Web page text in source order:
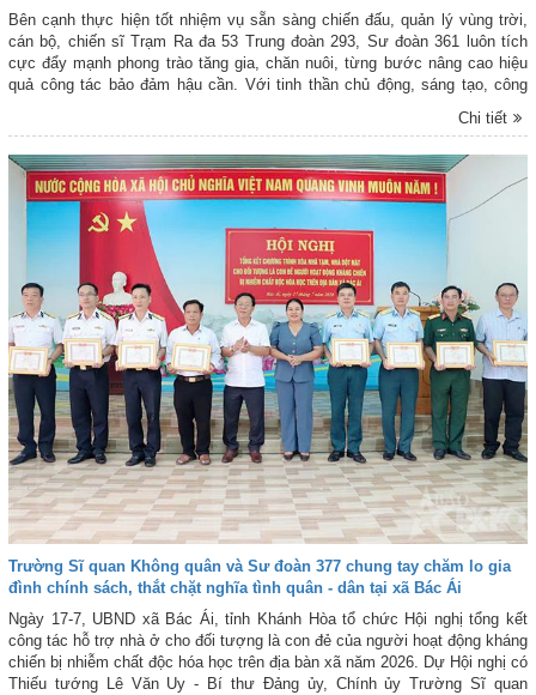
Bên cạnh thực hiện tốt nhiệm vụ sẵn sàng chiến đấu, quản lý vùng trời,
cán bộ, chiến sĩ Trạm Ra đa 53 Trung đoàn 293, Sư đoàn 361 luôn tích
cực đẩy mạnh phong trào tăng gia, chăn nuôi, từng bước nâng cao hiệu
quả công tác bảo đảm hậu cần. Với tinh thần chủ động, sáng tạo, công
tác tăng gia, chăn nuôi của đơn vị được duy trì nền nếp, phát triển toàn
diện, góp phần cải thiện đời sống, nâng cao chất lượng bữa ăn của bộ
Chi tiết
Trường Sĩ quan Không quân và Sư đoàn 377 chung tay chăm lo gia
đình chính sách, thắt chặt nghĩa tình quân - dân tại xã Bác Ái
Ngày 17-7, UBND xã Bác Ái, tỉnh Khánh Hòa tổ chức Hội nghị tổng kết
công tác hỗ trợ nhà ở cho đối tượng là con đẻ của người hoạt động kháng
chiến bị nhiễm chất độc hóa học trên địa bàn xã năm 2026. Dự Hội nghị có
Thiếu tướng Lê Văn Uy - Bí thư Đảng ủy, Chính ủy Trường Sĩ quan